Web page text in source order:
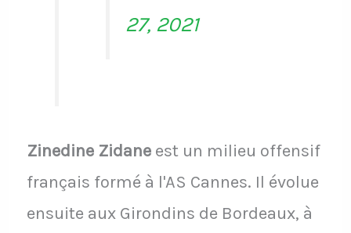
27, 2021
Zinedine Zidaneest un milieu offensif
français formé à l'AS Cannes. Il évolue
ensuite aux Girondins de Bordeaux, à